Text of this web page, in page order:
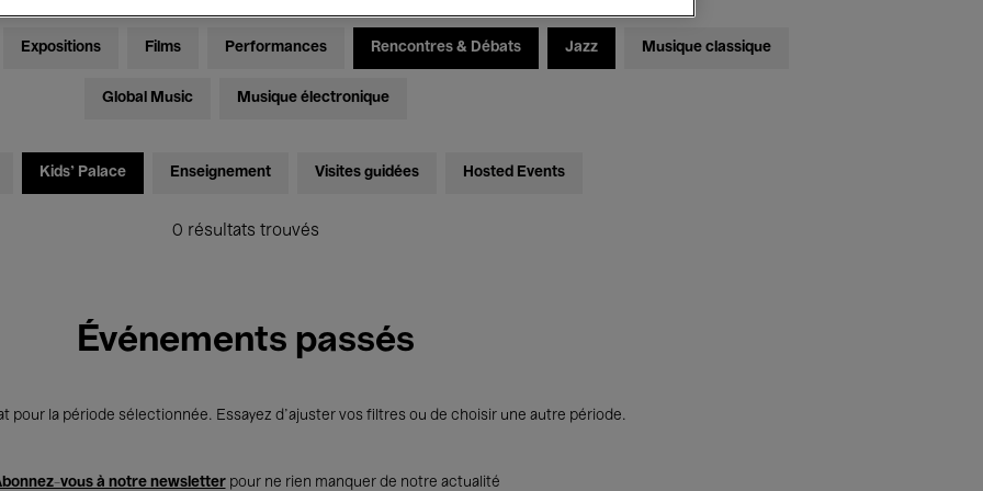
Expositions Films Performances Rencontres & Débats Jazz Musique classique
Global Music Musique électronique
Kids’ Palace Enseignement Visites guidées Hosted Events
0 résultats trouvés
Événements passés
pour la période sélectionnée. Essayez d’ajuster vos filtres ou de choisir une autre période.
vous à notre newsletterpour ne rien manquer de notre actualité